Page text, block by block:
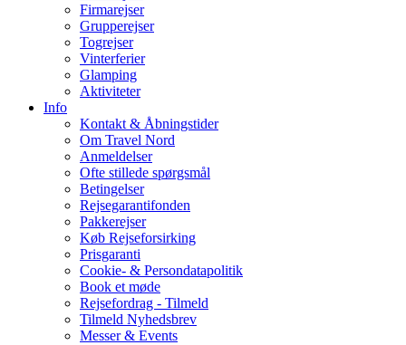
Firmarejser
Grupperejser
Togrejser
Vinterferier
Glamping
Aktiviteter
Info
Kontakt & Åbningstider
Om Travel Nord
Anmeldelser
Ofte stillede spørgsmål
Betingelser
Rejsegarantifonden
Pakkerejser
Køb Rejseforsirking
Prisgaranti
Cookie- & Persondatapolitik
Book et møde
Rejsefordrag - Tilmeld
Tilmeld Nyhedsbrev
Messer & Events